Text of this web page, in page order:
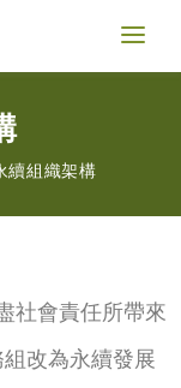
續組織架構
社會責任所帶來
改為永續發展